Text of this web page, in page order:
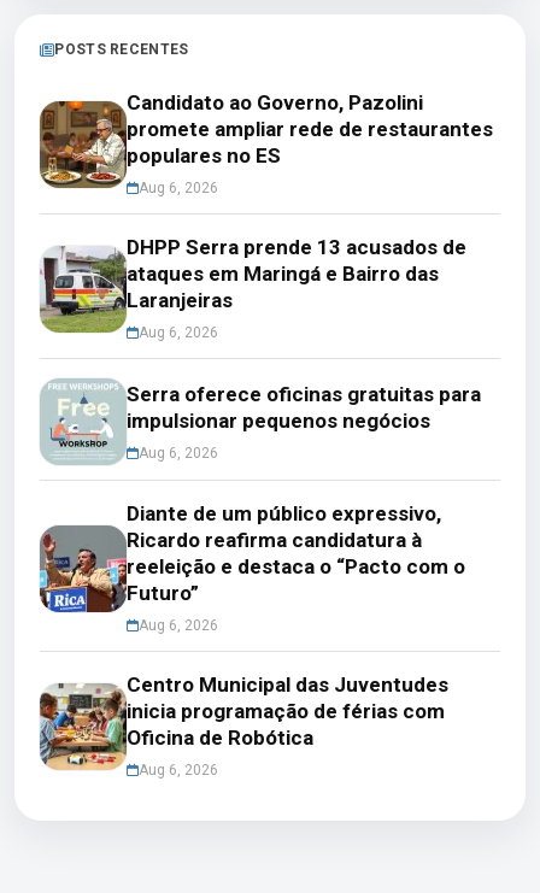
POSTS RECENTES
Candidato ao Governo, Pazolini
promete ampliar rede de restaurantes
populares no ES
Aug 6, 2026
DHPP Serra prende 13 acusados de
ataques em Maringá e Bairro das
Laranjeiras
Aug 6, 2026
Serra oferece oficinas gratuitas para
impulsionar pequenos negócios
Aug 6, 2026
Diante de um público expressivo,
Ricardo reafirma candidatura à
reeleição e destaca o “Pacto com o
Futuro”
Aug 6, 2026
Centro Municipal das Juventudes
inicia programação de férias com
Oficina de Robótica
Aug 6, 2026